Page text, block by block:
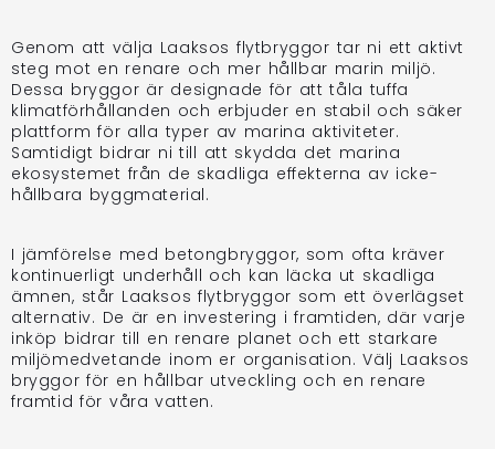
Genom att välja Laaksos flytbryggor tar ni ett aktivt
steg mot en renare och mer hållbar marin miljö.
Dessa bryggor är designade för att tåla tuffa
klimatförhållanden och erbjuder en stabil och säker
plattform för alla typer av marina aktiviteter.
Samtidigt bidrar ni till att skydda det marina
ekosystemet från de skadliga effekterna av icke-
hållbara byggmaterial.
I jämförelse med betongbryggor, som ofta kräver
kontinuerligt underhåll och kan läcka ut skadliga
ämnen, står Laaksos flytbryggor som ett överlägset
alternativ. De är en investering i framtiden, där varje
inköp bidrar till en renare planet och ett starkare
miljömedvetande inom er organisation. Välj Laaksos
bryggor för en hållbar utveckling och en renare
framtid för våra vatten.